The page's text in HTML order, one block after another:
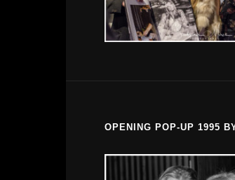
OPENING POP-UP 1995